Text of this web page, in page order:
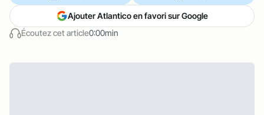
Écoutez cet article0:00min
Ajouter Atlantico en favori sur Google